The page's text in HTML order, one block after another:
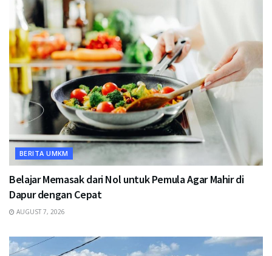
BERITA UMKM
Belajar Memasak dari Nol untuk Pemula Agar Mahir di
Dapur dengan Cepat
AUGUST 7, 2026